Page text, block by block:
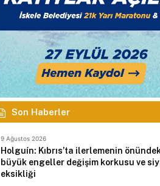
Son Haberler
9 Ağustos 2026
Holguín: Kıbrıs’ta ilerlemenin
büyük engeller değişim korkusu ve
eksikliği